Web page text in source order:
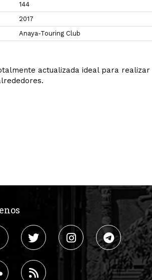
144
2017
Anaya-Touring Club
actualizada ideal para realizar